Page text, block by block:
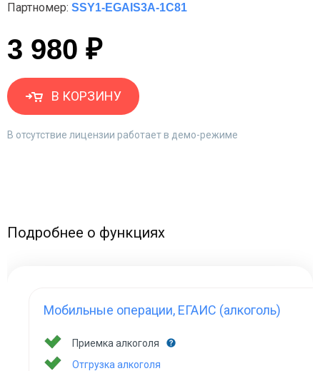
Партномер: SSY1-EGAIS3A-1C81
3 980 ₽
В КОРЗИНУ
В отсутствие лицензии работает в демо-режиме
Подробнее о функциях
Мобильные операции, ЕГАИС (алкоголь)
Приемка алкоголя
Отгрузка алкоголя